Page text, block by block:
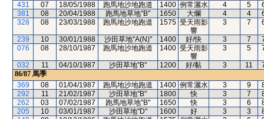
431
07 18/05/1988 跑馬地沙地跑道 1400 例常灑水 4 5
381
08 20/04/1988 跑馬地草地"B" 1650 大爛 4 4
328
08 23/03/1988 跑馬地沙地跑道 1575 受天雨影
響
3 7
239 10 30/01/1988 沙田草地"A(N)" 1400 好/快 3 7
076
08 28/10/1987 跑馬地沙地跑道 1400 受天雨影
響
3 5
032 11 04/10/1987 沙田草地"B" 1200 好/黏 3 11
86/87 馬季
369
08 01/04/1987 跑馬地沙地跑道 1400 例常灑水 3 9
292
11 21/02/1987 沙田草地"B" 1800 快 3 7
262
03 07/02/1987 跑馬地草地"B" 1650 快 3 6
205
10 03/01/1987 沙田草地"D" 1600 好 3 3